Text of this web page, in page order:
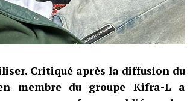
Critiqué après la diffusion du
membre du groupe Kifra-L a